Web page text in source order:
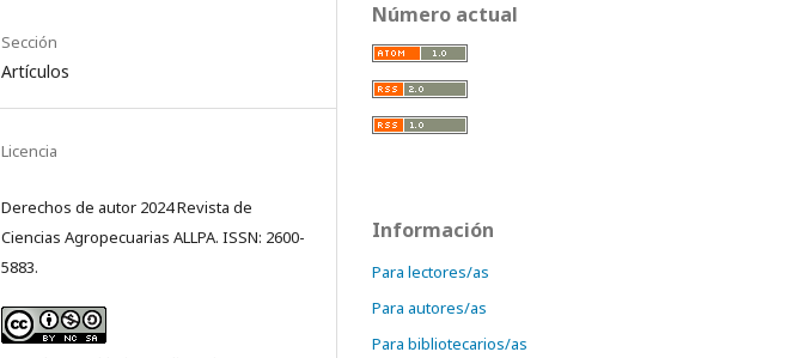
Sección
Artículos
Licencia
Derechos de autor 2024 Revista de
Ciencias Agropecuarias ALLPA. ISSN: 2600-
5883.
Número actual
Información
Para lectores/as
Para autores/as
Para bibliotecarios/as